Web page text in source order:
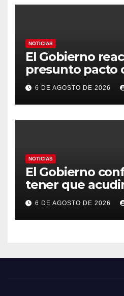
NOTICIAS
El Gobierno
presunto pacto
con Marruecos
final del Mundial
«Tiene que ser
6 DE AGOSTO DE 2026
NOTICIAS
El Gobierno
tener que
por el reparto
mientras el PP
apertura del
6 DE AGOSTO DE 2026